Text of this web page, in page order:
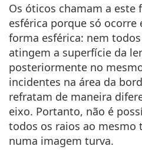
Os óticos chamam a este
esférica porque só ocorre
forma esférica: nem
atingem a superfície da
posteriormente no
incidentes na área da
refratam de maneira
eixo. Portanto, não é
todos os raios ao mesmo
numa imagem turva.